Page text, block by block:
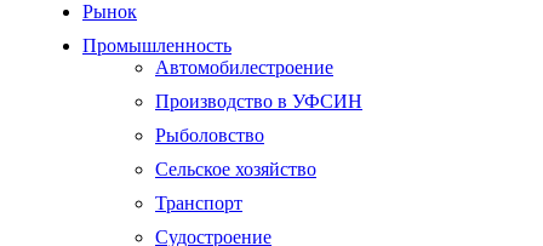
Рынок
Промышленность
Автомобилестроение
Производство в УФСИН
Рыболовство
Сельское хозяйство
Транспорт
Судостроение